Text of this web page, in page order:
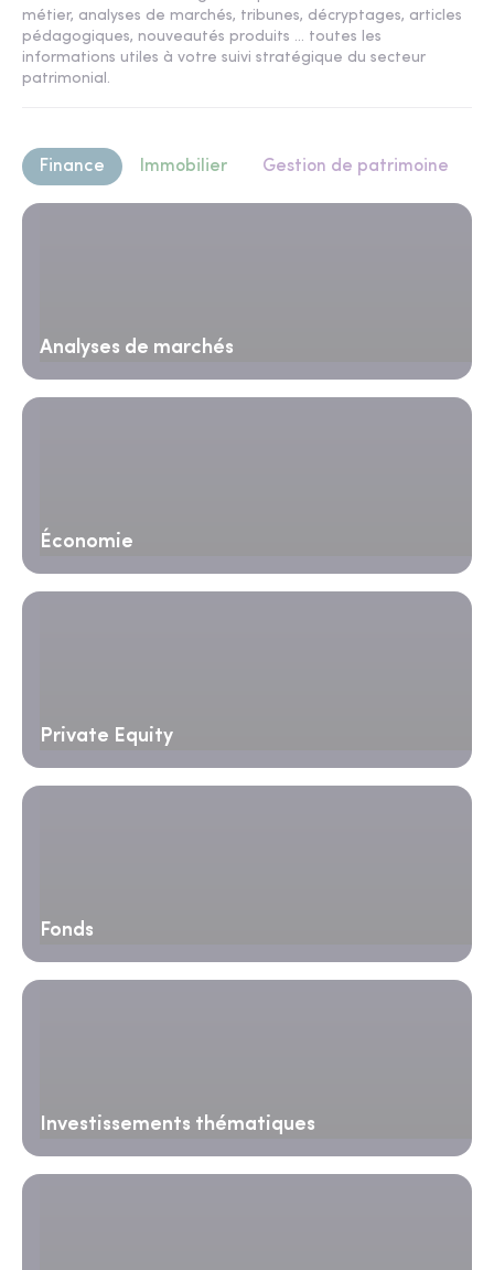
métier, analyses de marchés, tribunes, décryptages, articles
pédagogiques, nouveautés produits ... toutes les
informations utiles à votre suivi stratégique du secteur
patrimonial.
Finance Immobilier Gestion de patrimoine
Analyses de marchés
Économie
Private Equity
Fonds
Investissements thématiques